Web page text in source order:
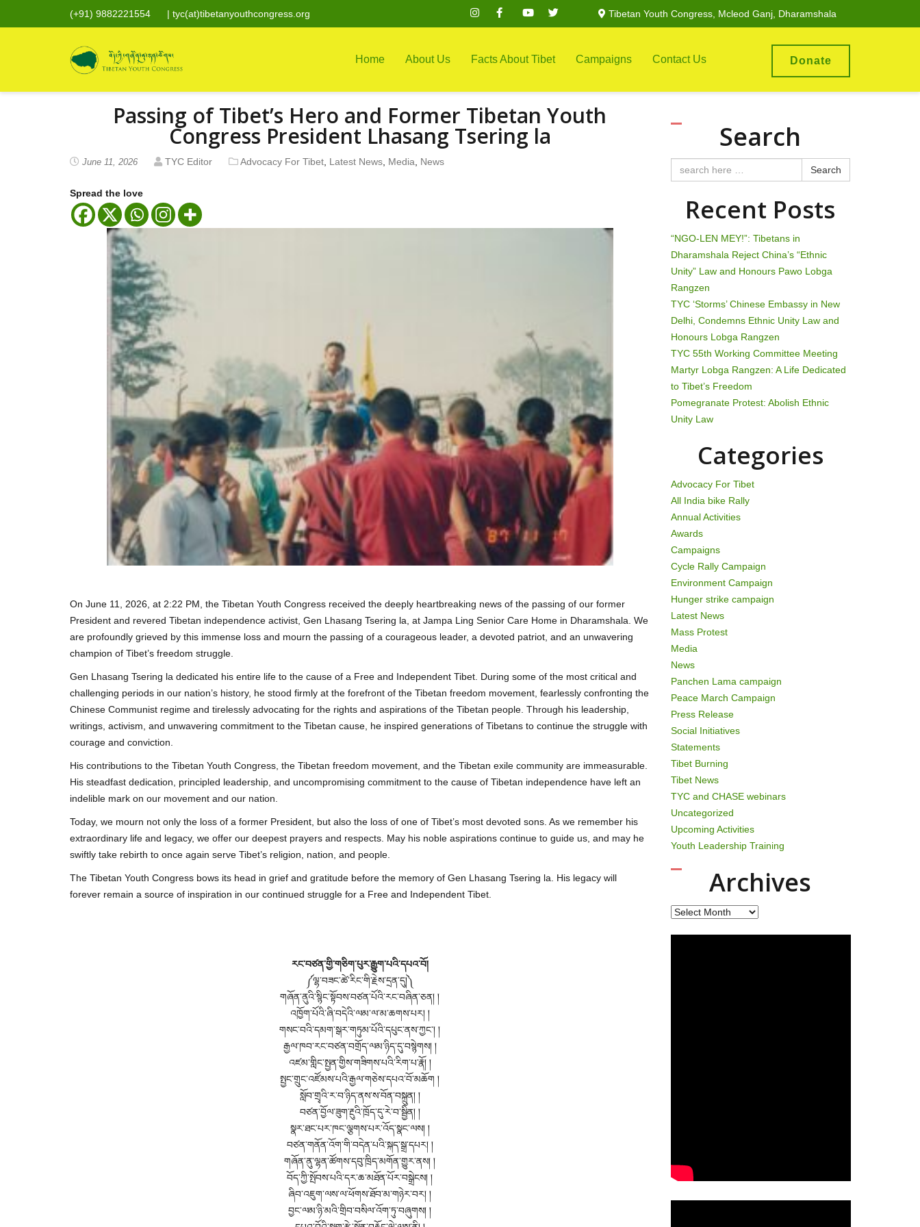
(+91) 9882221554 | tyc(at)tibetanyouthcongress.org Tibetan Youth Congress, Mcleod Ganj, Dharamshala
Home About Us Facts About Tibet Campaigns Contact Us Donate
Passing of Tibet’s Hero and Former Tibetan Youth
Congress President Lhasang Tsering la
June 11, 2026 TYC Editor Advocacy For Tibet Latest News Media News
Spread the love
On June 11, 2026, at 2:22 PM, the Tibetan Youth Congress received the deeply heartbreaking news of the passing of our former
President and revered Tibetan independence activist, Gen Lhasang Tsering la, at Jampa Ling Senior Care Home in Dharamshala. We
are profoundly grieved by this immense loss and mourn the passing of a courageous leader, a devoted patriot, and an unwavering
champion of Tibet’s freedom struggle.
Gen Lhasang Tsering la dedicated his entire life to the cause of a Free and Independent Tibet. During some of the most critical and
challenging periods in our nation’s history, he stood firmly at the forefront of the Tibetan freedom movement, fearlessly confronting the
Chinese Communist regime and tirelessly advocating for the rights and aspirations of the Tibetan people. Through his leadership,
writings, activism, and unwavering commitment to the Tibetan cause, he inspired generations of Tibetans to continue the struggle with
courage and conviction.
His contributions to the Tibetan Youth Congress, the Tibetan freedom movement, and the Tibetan exile community are immeasurable.
His steadfast dedication, principled leadership, and uncompromising commitment to the cause of Tibetan independence have left an
indelible mark on our movement and our nation.
Today, we mourn not only the loss of a former President, but also the loss of one of Tibet’s most devoted sons. As we remember his
extraordinary life and legacy, we offer our deepest prayers and respects. May his noble aspirations continue to guide us, and may he
swiftly take rebirth to once again serve Tibet’s religion, nation, and people.
The Tibetan Youth Congress bows its head in grief and gratitude before the memory of Gen Lhasang Tsering la. His legacy will
forever remain a source of inspiration in our continued struggle for a Free and Independent Tibet.
རང་བཙན་གྱི་གཅིག་པུར་རྒྱུག་པའི་དཔའ་བོ།
༼ལྷ་བཟང་ཚེ་རིང་གི་རྗེས་དྲན་དུ།༽
གཞོན་ནུའི་སྙིང་སྟོབས་བཙན་པོའི་རང་བཞིན་ཅན། །
འཁྱོག་པོའི་ཞི་བདེའི་ལམ་ལ་མ་ཆགས་པར། །
གསང་བའི་དམག་སྒར་གཏུམ་པོའི་དཔུང་ནས་ཀྱང་། །
རྒྱལ་ཁབ་རང་བཙན་བགྲོད་ལམ་ཉིད་དུ་བསྙེགས། །
འཛམ་གླིང་སྤྱན་གྱིས་གཟིགས་པའི་རིག་པ་རྣོ། །
སྤྱང་གྲུང་འཛོམས་པའི་རྒྱལ་གཅེས་དཔའ་བོ་མཆོག །
སློབ་གྲྭའི་ར་བ་ཉིད་ནས་ས་བོན་བསྐྲུན། །
བཙན་བྱོལ་ཟུག་རྔུའི་ཁྲོད་དུ་རེ་བ་སྦྱིན། །
སྣར་ཐང་པར་ཁང་ལྕགས་པར་འོད་སྣང་ལས། །
བཙན་གནོན་འོག་གི་བདེན་པའི་སྐད་སྒྲ་དཔར། །
གཞོན་ནུ་ལྷན་ཚོགས་དབུ་ཁྲིད་མགོན་གྱུར་ནས། །
བོད་ཀྱི་སྤོབས་པའི་དར་ཆ་མཐོན་པོར་བསྒྲེངས། །
ཞིབ་འཇུག་ལས་ལ་ཕོགས་ཐོབ་མ་གཉེར་བར། །
བྱང་ལམ་ཉི་མའི་གྲིབ་བསིལ་འོག་ཏུ་བཞུགས། །
Search
Search
Recent Posts
“NGO-LEN MEY!”: Tibetans in
Dharamshala Reject China’s “Ethnic
Unity” Law and Honours Pawo Lobga
Rangzen
TYC ‘Storms’ Chinese Embassy in New
Delhi, Condemns Ethnic Unity Law and
Honours Lobga Rangzen
TYC 55th Working Committee Meeting
Martyr Lobga Rangzen: A Life Dedicated
to Tibet’s Freedom
Pomegranate Protest: Abolish Ethnic
Unity Law
Categories
Advocacy For Tibet
All India bike Rally
Annual Activities
Awards
Campaigns
Cycle Rally Campaign
Environment Campaign
Hunger strike campaign
Latest News
Mass Protest
Media
News
Panchen Lama campaign
Peace March Campaign
Press Release
Social Initiatives
Statements
Tibet Burning
Tibet News
TYC and CHASE webinars
Uncategorized
Upcoming Activities
Youth Leadership Training
Archives
Archives